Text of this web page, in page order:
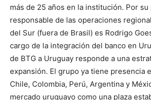
más de 25 años en la institución. Por su
responsable de las operaciones
del Sur (fuera de Brasil) es Rodrigo
cargo de la integración del banco en
de BTG a Uruguay responde a una
expansión. El grupo ya tiene presencia
Chile, Colombia, Perú, Argentina y
mercado uruguayo como una plaza